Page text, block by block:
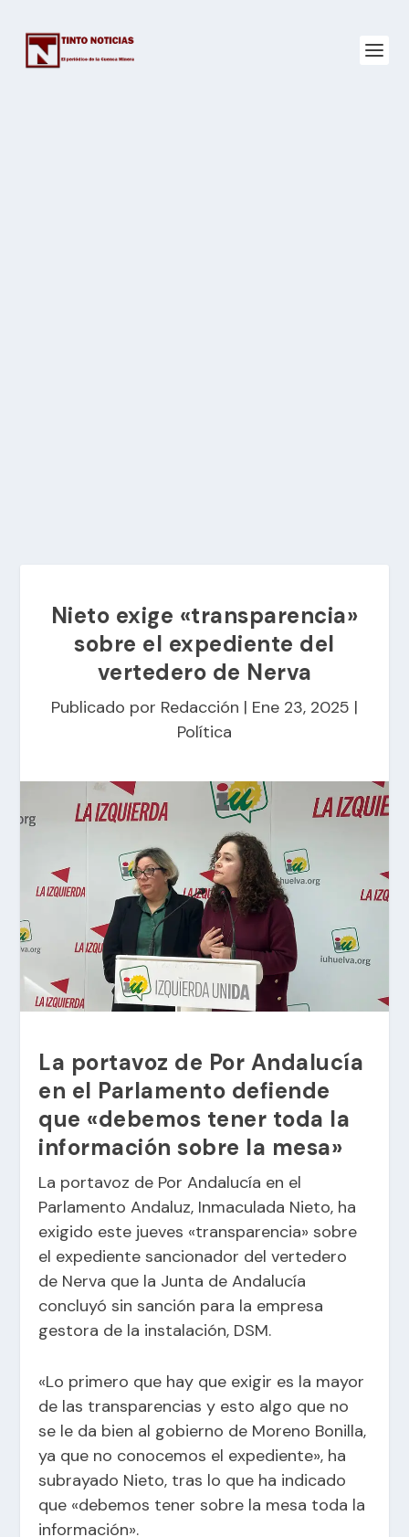
Nieto exige «transparencia»
sobre el expediente del
vertedero de Nerva
Publicado por Redacción | Ene 23, 2025 |
Política
La portavoz de Por Andalucía
en el Parlamento defiende
que «debemos tener toda la
información sobre la mesa»
La portavoz de Por Andalucía en el
Parlamento Andaluz, Inmaculada Nieto, ha
exigido este jueves «transparencia» sobre
el expediente sancionador del vertedero
de Nerva que la Junta de Andalucía
concluyó sin sanción para la empresa
gestora de la instalación, DSM.
«Lo primero que hay que exigir es la mayor
de las transparencias y esto algo que no
se le da bien al gobierno de Moreno Bonilla,
ya que no conocemos el expediente», ha
subrayado Nieto, tras lo que ha indicado
que «debemos tener sobre la mesa toda la
información».